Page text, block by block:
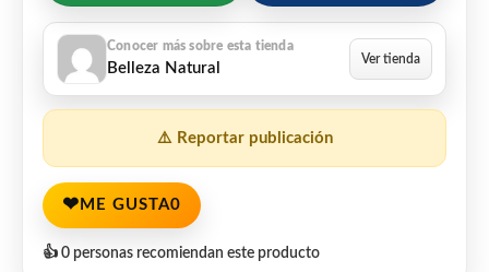
Belleza Natural
⚠️ Reportar publicación
❤ ME GUSTA0
👍 0 personas recomiendan este producto